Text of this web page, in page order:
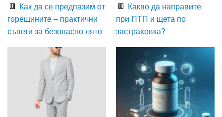
Как да се предпазим от
горещините – практични
съвети за безопасно лято
Какво да направите
при ПТП и щета по
застраховка?